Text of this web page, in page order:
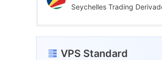
8
9
Seychelles Trading
VPS Standard